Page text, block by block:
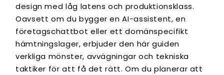
design med låg latens och produktionsklass.
Oavsett om du bygger en AI-assistent, en
företagschattbot eller ett domänspecifikt
hämtningslager, erbjuder den här guiden
verkliga mönster, avvägningar och tekniska
taktiker för att få det rätt. Om du planerar att